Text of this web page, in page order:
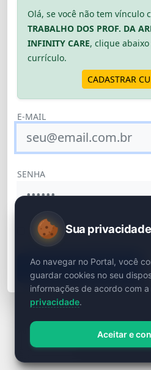
Olá, se você não tem vínculo
TRABALHO DOS PROF. DA
INFINITY CARE, clique
currículo.
CADASTRAR
E-MAIL
SENHA
Me manter conectado
ACESSAR SISTEMA
@zauris
© 2026 Zauris
Sua privacidade
Ao navegar no Portal, você
guardar cookies no seu
informações de acordo com a
privacidade.
Aceitar e